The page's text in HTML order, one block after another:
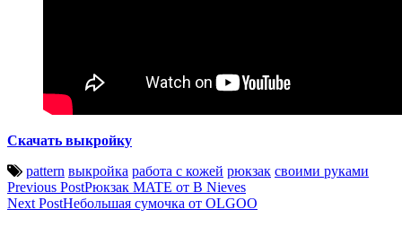
Скачать выкройку
pattern выкройка работа с кожей рюкзак своими руками
Post
navigation
Previous PostРюкзак MATE от B Nieves
Next PostНебольшая сумочка от OLGOO